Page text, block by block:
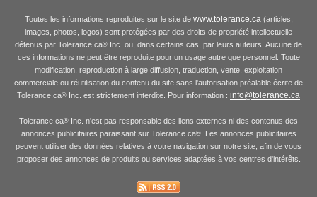
Toutes les informations reproduites sur le site de www.tolerance.ca(articles,
images, photos, logos) sont protégées par des droits de propriété intellectuelle
détenus par Tolerance.ca® Inc. ou, dans certains cas, par leurs auteurs. Aucune de
ces informations ne peut être reproduite pour un usage autre que personnel. Toute
modification, reproduction à large diffusion, traduction, vente, exploitation
commerciale ou réutilisation du contenu du site sans l'autorisation préalable écrite de
Tolerance.ca® Inc. est strictement interdite. Pour information : info@tolerance.ca
Tolerance.ca® Inc. n'est pas responsable des liens externes ni des contenus des
annonces publicitaires paraissant sur Tolerance.ca®. Les annonces publicitaires
peuvent utiliser des données relatives à votre navigation sur notre site, afin de vous
proposer des annonces de produits ou services adaptées à vos centres d'intérêts.